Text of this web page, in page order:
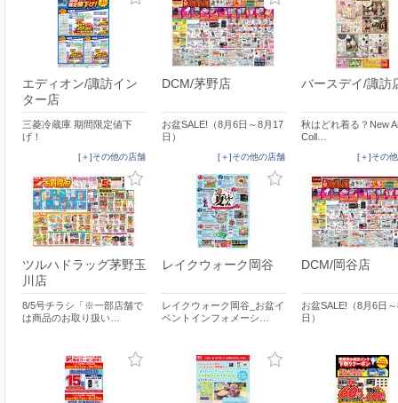
エディオン/諏訪イン
ター店
三菱冷蔵庫 期間限定値下
げ！
[＋]その他の店舗
DCM/茅野店
お盆SALE!（8月6日～8月17
日）
[＋]その他の店舗
バースデイ/諏訪
秋はどれ着る？New
Coll…
[＋]その
ツルハドラッグ茅野玉
川店
8/5号チラシ「※一部店舗で
は商品のお取り扱い…
レイクウォーク岡谷
レイクウォーク岡谷_お盆イ
ベントインフォメーシ…
DCM/岡谷店
お盆SALE!（8月6日
日）